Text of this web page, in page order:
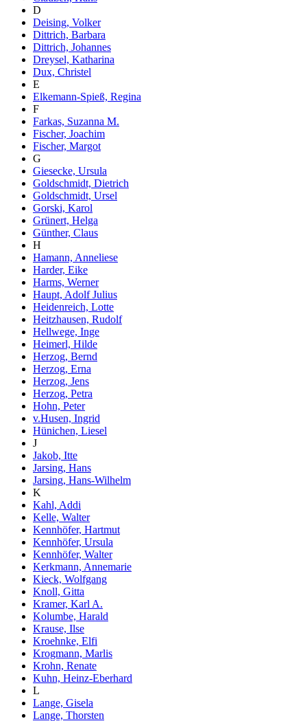
D
Deising, Volker
Dittrich, Barbara
Dittrich, Johannes
Dreysel, Katharina
Dux, Christel
E
Elkemann-Spieß, Regina
F
Farkas, Suzanna M.
Fischer, Joachim
Fischer, Margot
G
Giesecke, Ursula
Goldschmidt, Dietrich
Goldschmidt, Ursel
Gorski, Karol
Grünert, Helga
Günther, Claus
H
Hamann, Anneliese
Harder, Eike
Harms, Werner
Haupt, Adolf Julius
Heidenreich, Lotte
Heitzhausen, Rudolf
Hellwege, Inge
Heimerl, Hilde
Herzog, Bernd
Herzog, Erna
Herzog, Jens
Herzog, Petra
Hohn, Peter
v.Husen, Ingrid
Hünichen, Liesel
J
Jakob, Itte
Jarsing, Hans
Jarsing, Hans-Wilhelm
K
Kahl, Addi
Kelle, Walter
Kennhöfer, Hartmut
Kennhöfer, Ursula
Kennhöfer, Walter
Kerkmann, Annemarie
Kieck, Wolfgang
Knoll, Gitta
Kramer, Karl A.
Kolumbe, Harald
Krause, Ilse
Kroehnke, Elfi
Krogmann, Marlis
Krohn, Renate
Kuhn, Heinz-Eberhard
L
Lange, Gisela
Lange, Thorsten